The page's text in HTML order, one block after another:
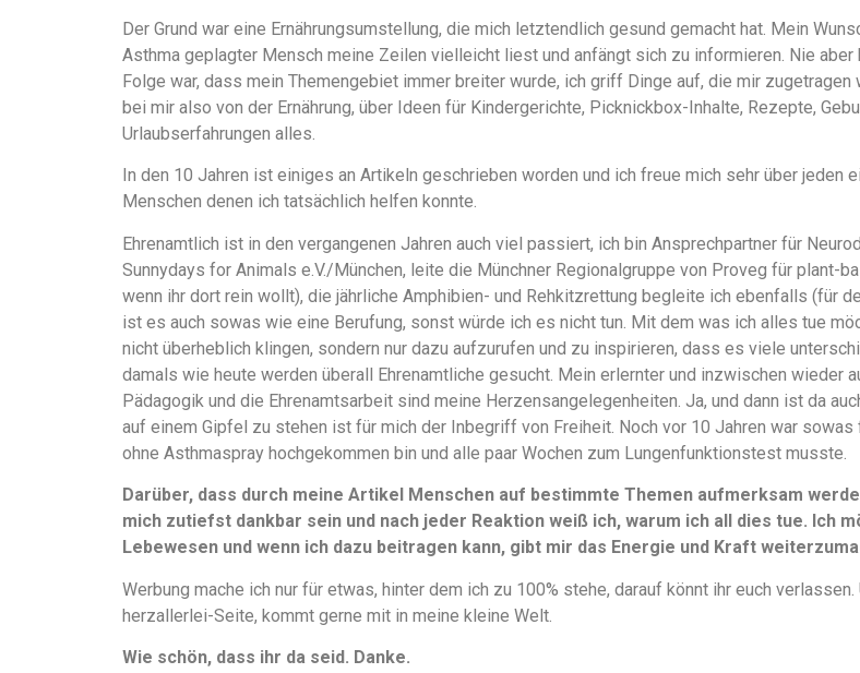
Der Grund war eine Ernährungsumstellung, die mich letztendlich gesund gemacht hat. Mein
Asthma geplagter Mensch meine Zeilen vielleicht liest und anfängt sich zu informieren. Nie
Folge war, dass mein Themengebiet immer breiter wurde, ich griff Dinge auf, die mir
bei mir also von der Ernährung, über Ideen für Kindergerichte, Picknickbox-Inhalte, Rezepte,
Urlaubserfahrungen alles.
In den 10 Jahren ist einiges an Artikeln geschrieben worden und ich freue mich sehr über jeden
Menschen denen ich tatsächlich helfen konnte.
Ehrenamtlich ist in den vergangenen Jahren auch viel passiert, ich bin Ansprechpartner für
Sunnydays for Animals e.V./München, leite die Münchner Regionalgruppe von Proveg für plant-
wenn ihr dort rein wollt), die jährliche Amphibien- und Rehkitzrettung begleite ich ebenfalls (für
ist es auch sowas wie eine Berufung, sonst würde ich es nicht tun. Mit dem was ich alles tue
nicht überheblich klingen, sondern nur dazu aufzurufen und zu inspirieren, dass es viele
damals wie heute werden überall Ehrenamtliche gesucht. Mein erlernter und inzwischen wieder
Pädagogik und die Ehrenamtsarbeit sind meine Herzensangelegenheiten. Ja, und dann ist da
auf einem Gipfel zu stehen ist für mich der Inbegriff von Freiheit. Noch vor 10 Jahren war
ohne Asthmaspray hochgekommen bin und alle paar Wochen zum Lungenfunktionstest musste.
Darüber, dass durch meine Artikel Menschen auf bestimmte Themen aufmerksam
mich zutiefst dankbar sein und nach jeder Reaktion weiß ich, warum ich all dies tue. Ich
Lebewesen und wenn ich dazu beitragen kann, gibt mir das Energie und Kraft
Werbung mache ich nur für etwas, hinter dem ich zu 100% stehe, darauf könnt ihr euch
herzallerlei-Seite, kommt gerne mit in meine kleine Welt.
Wie schön, dass ihr da seid. Danke.